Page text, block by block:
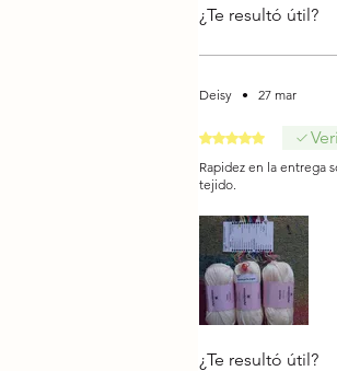
¿Te resultó útil?
Deisy • 27 mar
Obtuvo 5 de 5
Rapidez en la entrega
tejido.
¿Te resultó útil?